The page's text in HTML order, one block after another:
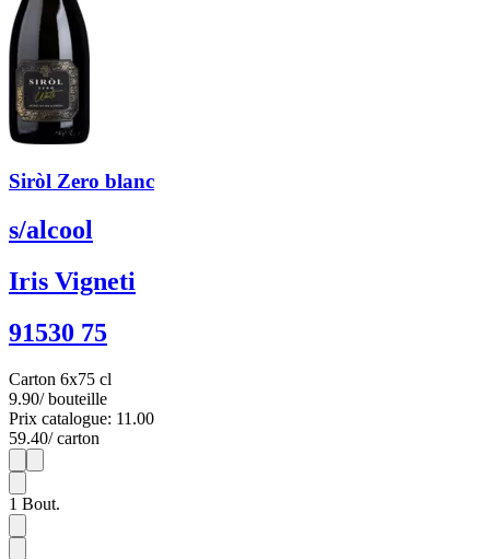
Siròl Zero blanc
s/alcool
Iris Vigneti
91530 75
Carton 6x75 cl
9.90/ bouteille
Prix catalogue: 11.00
59.40/ carton
1
1 Bout.